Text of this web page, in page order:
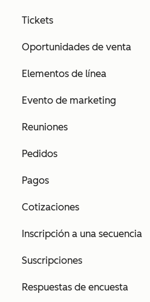
Tickets
Oportunidades de venta
Elementos de línea
Evento de marketing
Reuniones
Pedidos
Pagos
Cotizaciones
Inscripción a una secuencia
Suscripciones
Respuestas de encuesta